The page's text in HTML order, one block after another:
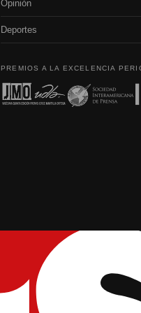
Opinión
Deportes
PREMIOS A LA EXCELENCIA